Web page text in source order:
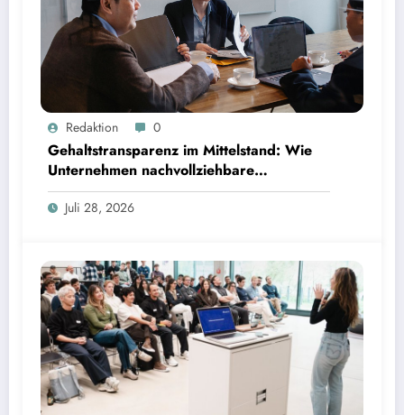
Gehaltstransparenz im Mittelstand: Wie Unternehmen nachvollziehbare Vergütungsmodelle
schaffenRedaktion 0
Gehaltstransparenz im Mittelstand: Wie
Unternehmen nachvollziehbare
Vergütungsmodelle schaffen
Juli 28, 2026